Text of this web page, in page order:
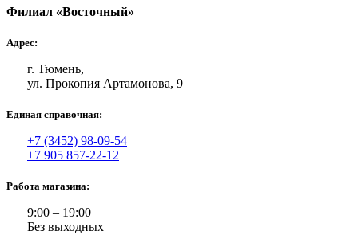
Филиал «Восточный»
Адрес:
г. Тюмень,
ул. Прокопия Артамонова, 9
Единая справочная:
+7 (3452) 98-09-54
+7 905 857-22-12
Работа магазина:
9:00 – 19:00
Без выходных